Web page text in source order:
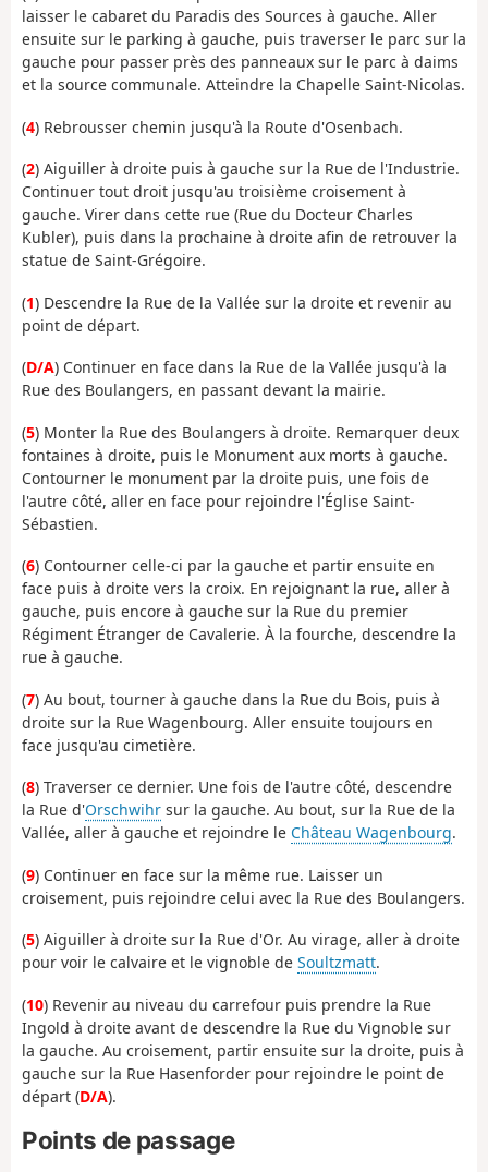
laisser le cabaret du Paradis des Sources à gauche. Aller
ensuite sur le parking à gauche, puis traverser le parc sur la
gauche pour passer près des panneaux sur le parc à daims
et la source communale. Atteindre la Chapelle Saint-Nicolas.
(4) Rebrousser chemin jusqu'à la Route d'Osenbach.
(2) Aiguiller à droite puis à gauche sur la Rue de l'Industrie.
Continuer tout droit jusqu'au troisième croisement à
gauche. Virer dans cette rue (Rue du Docteur Charles
Kubler), puis dans la prochaine à droite afin de retrouver la
statue de Saint-Grégoire.
(1) Descendre la Rue de la Vallée sur la droite et revenir au
point de départ.
(D/A) Continuer en face dans la Rue de la Vallée jusqu'à la
Rue des Boulangers, en passant devant la mairie.
(5) Monter la Rue des Boulangers à droite. Remarquer deux
fontaines à droite, puis le Monument aux morts à gauche.
Contourner le monument par la droite puis, une fois de
l'autre côté, aller en face pour rejoindre l'Église Saint-
Sébastien.
(6) Contourner celle-ci par la gauche et partir ensuite en
face puis à droite vers la croix. En rejoignant la rue, aller à
gauche, puis encore à gauche sur la Rue du premier
Régiment Étranger de Cavalerie. À la fourche, descendre la
rue à gauche.
(7) Au bout, tourner à gauche dans la Rue du Bois, puis à
droite sur la Rue Wagenbourg. Aller ensuite toujours en
face jusqu'au cimetière.
(8) Traverser ce dernier. Une fois de l'autre côté, descendre
la Rue d'Orschwihr sur la gauche. Au bout, sur la Rue de la
Vallée, aller à gauche et rejoindre le Château Wagenbourg.
(9) Continuer en face sur la même rue. Laisser un
croisement, puis rejoindre celui avec la Rue des Boulangers.
(5) Aiguiller à droite sur la Rue d'Or. Au virage, aller à droite
pour voir le calvaire et le vignoble de Soultzmatt.
(10) Revenir au niveau du carrefour puis prendre la Rue
Ingold à droite avant de descendre la Rue du Vignoble sur
la gauche. Au croisement, partir ensuite sur la droite, puis à
gauche sur la Rue Hasenforder pour rejoindre le point de
départ (D/A).
Points de passage